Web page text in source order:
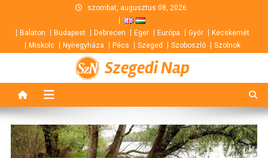
content
szombat, augusztus 08, 2026
Balaton Budapest Debrecen Eger Európa Győr
Kecskemét
Miskolc
Nyíregyháza Pécs Szeged Szoboszló Szolnok
Szegedi Nap